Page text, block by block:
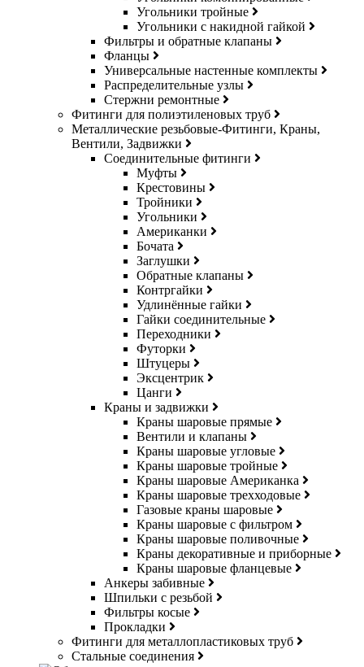
Угольники тройные
Угольники с накидной гайкой
Фильтры и обратные клапаны
Фланцы
Универсальные настенные комплекты
Распределительные узлы
Стержни ремонтные
Фитинги для полиэтиленовых труб
Металлические резьбовые-Фитинги, Краны,
Вентили, Задвижки
Соединительные фитинги
Муфты
Крестовины
Тройники
Угольники
Американки
Бочата
Заглушки
Обратные клапаны
Контргайки
Удлинённые гайки
Гайки соединительные
Переходники
Футорки
Штуцеры
Эксцентрик
Цанги
Краны и задвижки
Краны шаровые прямые
Вентили и клапаны
Краны шаровые угловые
Краны шаровые тройные
Краны шаровые Американка
Краны шаровые трехходовые
Газовые краны шаровые
Краны шаровые с фильтром
Краны шаровые поливочные
Краны декоративные и приборные
Краны шаровые фланцевые
Анкеры забивные
Шпильки с резьбой
Фильтры косые
Прокладки
Фитинги для металлопластиковых труб
Стальные соединения